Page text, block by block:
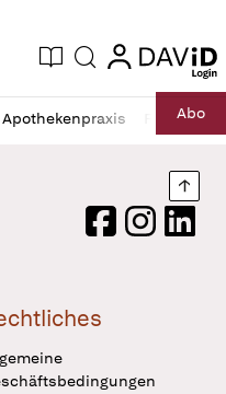
Ausgabe
Suche login
login
Apothekenpraxis RechtAbo
FacebookInstagram